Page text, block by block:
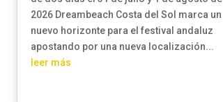
2026 Dreambeach Costa del Sol marca un
nuevo horizonte para el festival andaluz
apostando por una nueva localización...
leer más